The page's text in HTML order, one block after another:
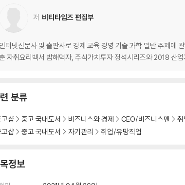
해외취업연수 프로그램 66
해외인턴 프로그램 72
K-Move 멘토링 85
위드 코로나 87
글로벌 구인구직 90
계별 해외 취업 준비 92
준비단계 92
연수 참여 94
일자리 매칭 102
저 비티타임즈 편집부
인터넷신문사 및 출판사로 경제 교육 경영 기술 과학 일반 주제에
자취요리백서 밥해먹자, 주식가치투자 정석시리즈와 2018 산
분류
샵 중고 국내도서 비즈니스와 경제 CEO/비즈니스맨
샵
중고 국내도서 자기관리 취업/유망직업
정보